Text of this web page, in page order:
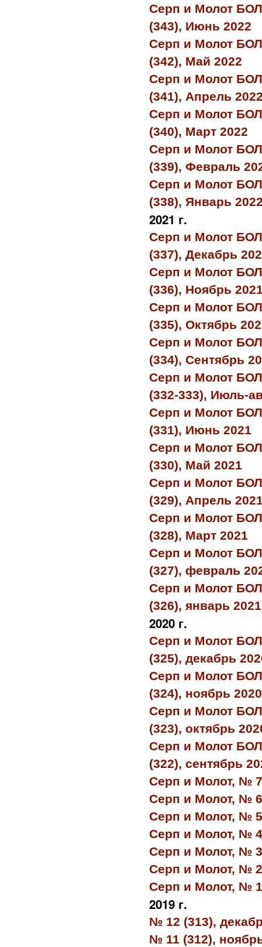
Серп и Молот
(343), Июнь 2022
Серп и Молот
(342), Май 2022
Серп и Молот
(341), Апрель
Серп и Молот
(340), Март 2022
Серп и Молот
(339), Февраль
Серп и Молот
(338), Январь
2021 г.
Серп и Молот
(337), Декабрь
Серп и Молот
(336), Ноябрь
Серп и Молот
(335), Октябрь
Серп и Молот
(334), Сентябрь
Серп и Молот
(332-333), Июль-
Серп и Молот
(331), Июнь 2021
Серп и Молот
(330), Май 2021
Серп и Молот
(329), Апрель
Серп и Молот
(328), Март 2021
Серп и Молот
(327), февраль
Серп и Молот
(326), январь 2021
2020 г.
Серп и Молот
(325), декабрь
Серп и Молот
(324), ноябрь 2020
Серп и Молот
(323), октябрь
Серп и Молот
(322), сентябрь
Серп и Молот, №
Серп и Молот, №
Серп и Молот, №
Серп и Молот, №
Серп и Молот, №
Серп и Молот, №
Серп и Молот, №
2019 г.
№ 12 (313),
№ 11 (312),